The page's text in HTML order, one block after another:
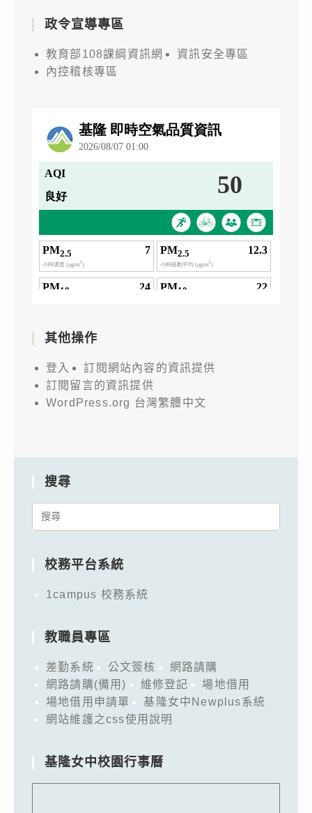
政令宣導專區
教育部108課綱資訊網
資訊安全專區
內控稽核專區
其他操作
登入
訂閱網站內容的資訊提供
訂閱留言的資訊提供
WordPress.org 台灣繁體中文
搜尋
Search
校務平台系統
1campus 校務系統
教職員專區
差勤系統 公文簽核
網路請購
網路請購(備用)
維修登記
場地借用
場地借用申請單
基隆女中Newplus系統
網站維護之css使用說明
基隆女中校園行事曆